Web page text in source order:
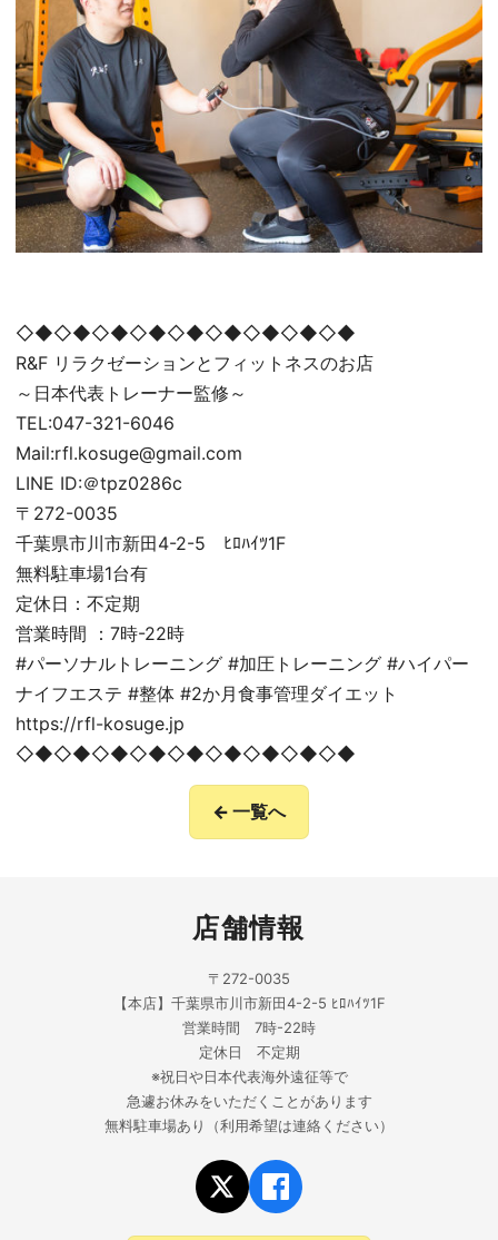
◇◆◇◆◇◆◇◆◇◆◇◆◇◆◇◆◇◆
R&F リラクゼーションとフィットネスのお店
～日本代表トレーナー監修～
TEL:047-321-6046
Mail:rfl.kosuge@gmail.com
LINE ID:＠tpz0286c
〒272-0035
千葉県市川市新田4-2-5 ﾋﾛﾊｲﾂ1F
無料駐車場1台有
定休日：不定期
営業時間 ：7時-22時
#パーソナルトレーニング #加圧トレーニング #ハイパー
ナイフエステ #整体 #2か月食事管理ダイエット
https://rfl-kosuge.jp
◇◆◇◆◇◆◇◆◇◆◇◆◇◆◇◆◇◆
← 一覧へ
店舗情報
〒272-0035
【本店】千葉県市川市新田4-2-5 ﾋﾛﾊｲﾂ1F
営業時間 7時-22時
定休日 不定期
※祝日や日本代表海外遠征等で
急遽お休みをいただくことがあります
無料駐車場あり（利用希望は連絡ください）